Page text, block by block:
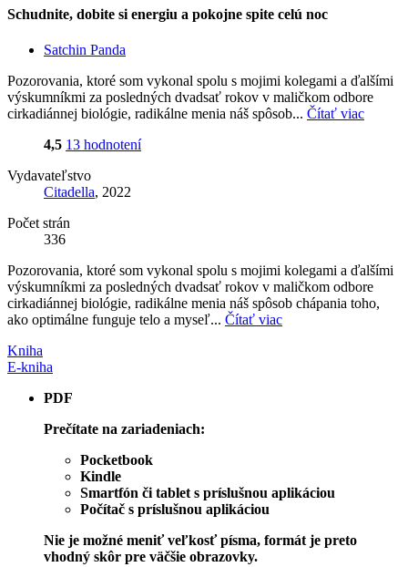
Schudnite, dobite si energiu a pokojne spite celú noc
Satchin Panda
Pozorovania, ktoré som vykonal spolu s mojimi kolegami a ďalšími
výskumníkmi za posledných dvadsať rokov v maličkom odbore
cirkadiánnej biológie, radikálne menia náš spôsob... Čítať viac
4,5 13 hodnotení
Vydavateľstvo
Citadella, 2022
Počet strán
336
Pozorovania, ktoré som vykonal spolu s mojimi kolegami a ďalšími
výskumníkmi za posledných dvadsať rokov v maličkom odbore
cirkadiánnej biológie, radikálne menia náš spôsob chápania toho,
ako optimálne funguje telo a myseľ... Čítať viac
Kniha
E-kniha
PDF
Prečítate na zariadeniach:
Pocketbook
Kindle
Smartfón či tablet s príslušnou aplikáciou
Počítač s príslušnou aplikáciou
Nie je možné meniť veľkosť písma, formát je preto
vhodný skôr pre väčšie obrazovky.